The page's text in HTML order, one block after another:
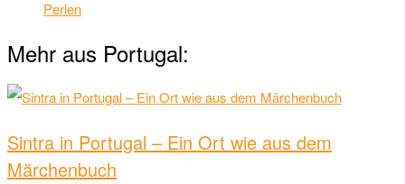
Perlen
Mehr aus Portugal:
Sintra in Portugal – Ein Ort wie aus dem
Märchenbuch